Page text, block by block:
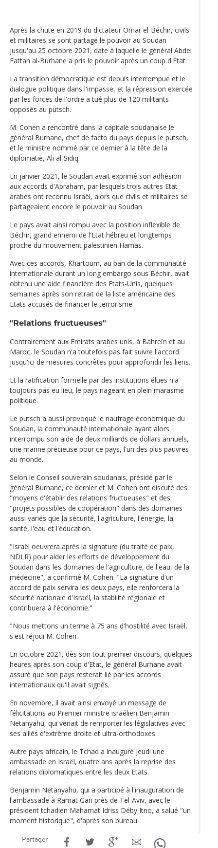
Après la chute en 2019 du dictateur Omar el-Béchir, civils
et militaires se sont partagé le pouvoir au Soudan
jusqu'au 25 octobre 2021, date à laquelle le général Abdel
Fattah al-Burhane a pris le pouvoir après un coup d'Etat.
La transition démocratique est depuis interrompue et le
dialogue politique dans l'impasse, et la répression exercée
par les forces de l'ordre a tué plus de 120 militants
opposés au putsch.
M. Cohen a rencontré dans la capitale soudanaise le
général Burhane, chef de facto du pays depuis le putsch,
et le ministre nommé par ce dernier à la tête de la
diplomatie, Ali al-Sidiq.
En janvier 2021, le Soudan avait exprimé son adhésion
aux accords d'Abraham, par lesquels trois autres Etat
arabes ont reconnu Israël, alors que civils et militaires se
partageaient encore le pouvoir au Soudan.
Le pays avait ainsi rompu avec la position inflexible de
Béchir, grand ennemi de l'Etat hébreu et longtemps
proche du mouvement palestinien Hamas.
Avec ces accords, Khartoum, au ban de la communauté
internationale durant un long embargo sous Béchir, avait
obtenu une aide financière des Etats-Unis, quelques
semaines après son retrait de la liste américaine des
Etats accusés de financer le terrorisme.
"Relations fructueuses"
Contrairement aux Emirats arabes unis, à Bahreïn et au
Maroc, le Soudan n'a toutefois pas fait suivre l'accord
jusqu'ici de mesures concrètes pour approfondir les liens.
Et la ratification formelle par des institutions élues n'a
toujours pas eu lieu, le pays nageant en plein marasme
politique.
Le putsch a aussi provoqué le naufrage économique du
Soudan, la communauté internationale ayant alors
interrompu son aide de deux milliards de dollars annuels,
une manne précieuse pour ce pays, l'un des plus pauvres
au monde.
Selon le Conseil souverain soudanais, présidé par le
général Burhane, ce dernier et M. Cohen ont discuté des
"moyens d'établir des relations fructueuses" et des
"projets possibles de coopération" dans des domaines
aussi variés que la sécurité, l'agriculture, l'énergie, la
santé, l'eau et l'éducation.
"Israël oeuvrera après la signature (du traité de paix,
NDLR) pour aider les efforts de développement du
Soudan dans les domaines de l'agriculture, de l'eau, de la
médecine", a confirmé M. Cohen. "La signature d'un
accord de paix servira les deux pays, elle renforcera la
sécurité nationale d'Israël, la stabilité régionale et
contribuera à l'économie."
"Nous mettons un terme à 75 ans d'hostilité avec Israël,
s'est réjoui M. Cohen.
En octobre 2021, dès son tout premier discours, quelques
heures après son coup d'Etat, le général Burhane avait
assuré que son pays resterait lié par les accords
internationaux qu'il avait signés.
En novembre, il avait ainsi envoyé un message de
félicitations au Premier ministre israélien Benjamin
Netanyahu, qui venait de remporter les législatives avec
ses alliés d'extrême droite et ultra-orthodoxes.
Autre pays africain, le Tchad a inauguré jeudi une
ambassade en Israël, quatre ans après la reprise des
relations diplomatiques entre les deux Etats.
Benjamin Netanyahu, qui a participé à l'inauguration de
l'ambassade à Ramat Gan près de Tel-Aviv, avec le
président tchadien Mahamat Idriss Déby Itno, a salué "un
moment historique", d'après son bureau.
Partager